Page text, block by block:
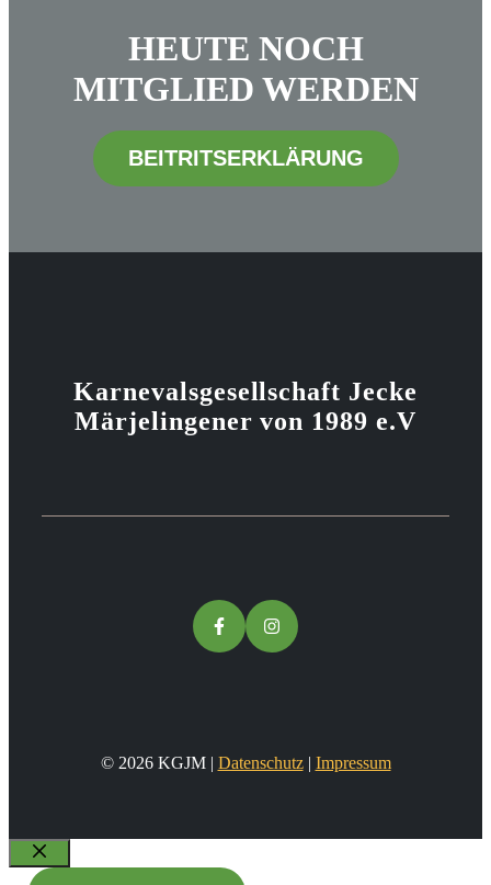
HEUTE NOCH
MITGLIED WERDEN
BEITRITSERKLÄRUNG
Karnevalsgesellschaft Jecke
Märjelingener von 1989 e.V
© 2026 KGJM | Datenschutz| Impressum
Schließen